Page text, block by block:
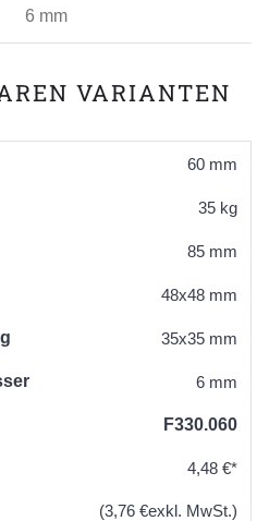
6 mm
VARIANTEN
60 mm
35 kg
85 mm
48x48 mm
35x35 mm
6 mm
F330.060
4,48 €*
(3,76 €exkl. MwSt.)